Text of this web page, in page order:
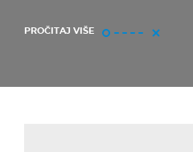
PROČITAJ VIŠE